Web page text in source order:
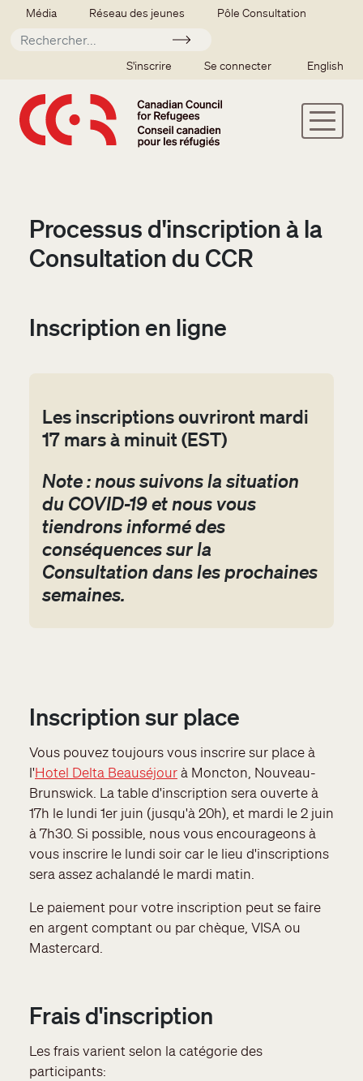
Aller au contenu principal
Secondary menu
Média Réseau des jeunes Pôle Consultation
Soumettre
SSO user menu
S'inscrire Se connecter English
Processus d'inscription à la
Consultation du CCR
Inscription en ligne
Les inscriptions ouvriront mardi
17 mars à minuit (EST)
Note : nous suivons la situation
du COVID-19 et nous vous
tiendrons informé des
conséquences sur la
Consultation dans les prochaines
semaines.
Inscription sur place
Vous pouvez toujours vous inscrire sur place à
l'Hotel Delta Beauséjourà Moncton, Nouveau-
Brunswick. La table d'inscription sera ouverte à
17h le lundi 1er juin (jusqu'à 20h), et mardi le 2 juin
à 7h30. Si possible, nous vous encourageons à
vous inscrire le lundi soir car le lieu d'inscriptions
sera assez achalandé le mardi matin.
Le paiement pour votre inscription peut se faire
en argent comptant ou par chèque, VISA ou
Mastercard.
Frais d'inscription
Les frais varient selon la catégorie des
participants: